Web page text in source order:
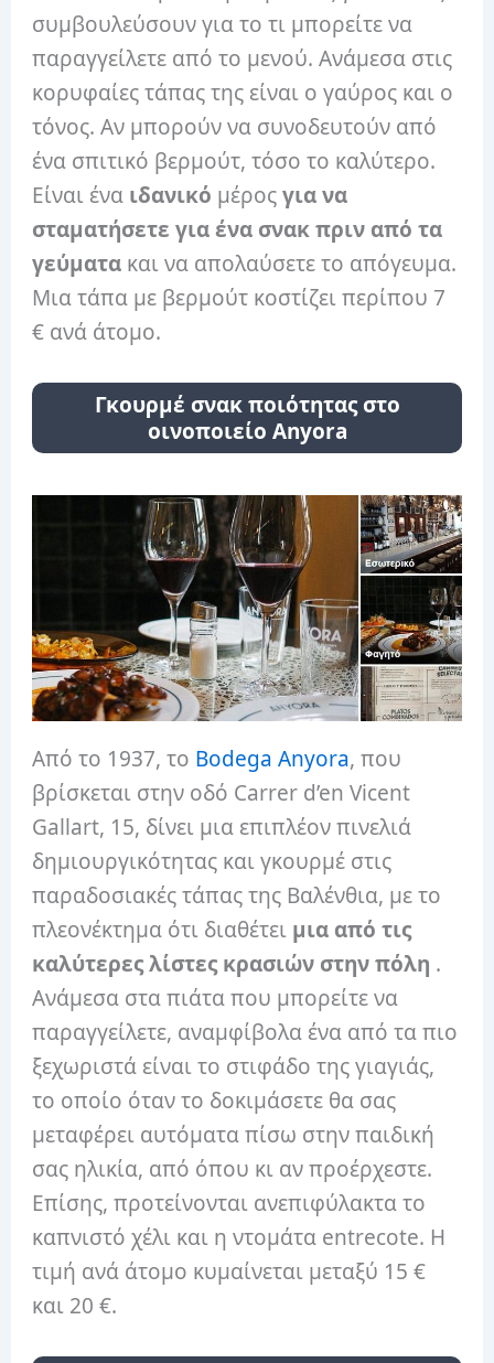
συμβουλεύσουν για το τι μπορείτε να
παραγγείλετε από το μενού. Ανάμεσα στις
κορυφαίες τάπας της είναι ο γαύρος και ο
τόνος. Αν μπορούν να συνοδευτούν από
ένα σπιτικό βερμούτ, τόσο το καλύτερο.
Είναι ένα ιδανικό μέροςγια να
σταματήσετε για ένα σνακ πριν από τα
γεύματα και να απολαύσετε το απόγευμα.
Μια τάπα με βερμούτ κοστίζει περίπου 7
€ ανά άτομο.
Γκουρμέ σνακ ποιότητας στο
οινοποιείο Anyora
Από το 1937, το Bodega Anyora, που
βρίσκεται στην οδό Carrer d’en Vicent
Gallart, 15, δίνει μια επιπλέον πινελιά
δημιουργικότητας και γκουρμέ στις
παραδοσιακές τάπας της Βαλένθια, με το
πλεονέκτημα ότι διαθέτει μια από τις
καλύτερες λίστες κρασιών στην πόλη .
Ανάμεσα στα πιάτα που μπορείτε να
παραγγείλετε, αναμφίβολα ένα από τα πιο
ξεχωριστά είναι το στιφάδο της γιαγιάς,
το οποίο όταν το δοκιμάσετε θα σας
μεταφέρει αυτόματα πίσω στην παιδική
σας ηλικία, από όπου κι αν προέρχεστε.
Επίσης, προτείνονται ανεπιφύλακτα το
καπνιστό χέλι και η ντομάτα entrecote. Η
τιμή ανά άτομο κυμαίνεται μεταξύ 15 €
και 20 €.